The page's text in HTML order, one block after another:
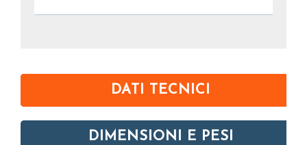
DATI TECNICI
DIMENSIONI E PESI